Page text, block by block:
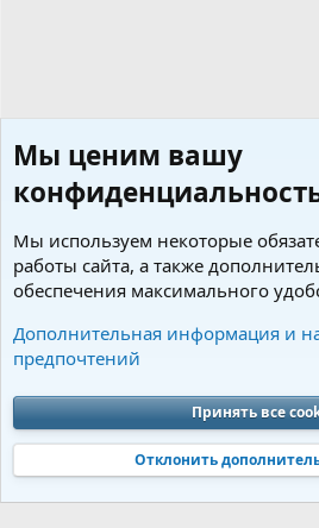
Предлагаем щенков
Cookies Charm by DCom
Обратная связь
Условия и правила
Политика конфиденциальности
Community platform by XenForo® © 2010-2026
Jumuro®|Media embeds via s9e/MediaSites
Мы ценим вашу
Мы используем некоторые
работы сайта, а также
обеспечения максимального
Дополнительная информация и
предпочтений
Принять все
Отклонить